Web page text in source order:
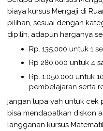
biaya kursus Mengaji di
pilihan, sesuai dengan
dipilih, adapun harganya
Rp. 135.000 untuk 1
Rp 280.000 untuk 4
Rp. 1.050.000 untuk
pembelajaran serta
jangan lupa yah untuk cek
bisa mendapatkan diskon
langganan kursus